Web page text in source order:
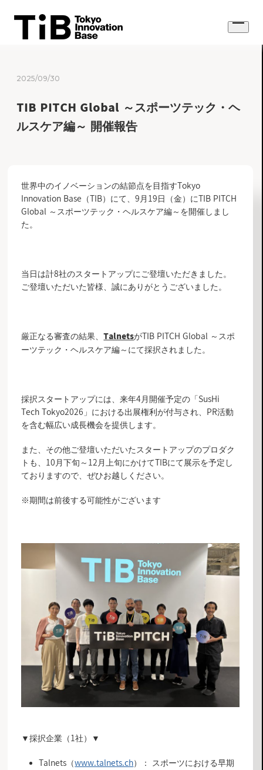
content
Open
2025/09/30
TIB PITCH Global ～スポーツテック・ヘ
ルスケア編～ 開催報告
世界中のイノベーションの結節点を目指すTokyo
Innovation Base（TIB）にて、9月19日（金）にTIB PITCH
Global ～スポーツテック・ヘルスケア編～を開催しまし
た。
当日は計8社のスタートアップにご登壇いただきました。
ご登壇いただいた皆様、誠にありがとうございました。
厳正なる審査の結果、TalnetsがTIB PITCH Global ～スポ
ーツテック・ヘルスケア編～にて採択されました。
採択スタートアップには、来年4月開催予定の「SusHi
Tech Tokyo2026」における出展権利が付与され、PR活動
を含む幅広い成長機会を提供します。
また、その他ご登壇いただいたスタートアップのプロダク
トも、10月下旬～12月上旬にかけてTIBにて展示を予定し
ておりますので、ぜひお越しください。
※期間は前後する可能性がございます
▼採択企業（1社）▼
Talnets（www.talnets.ch）： スポーツにおける早期